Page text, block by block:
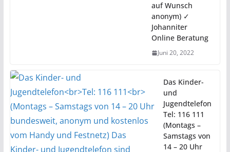
auf Wunsch
anonym) ✓
Johanniter
Online Beratung
Juni 20, 2022
Das Kinder-
und
Jugendtelefon
Tel: 116 111
(Montags –
Samstags von
14 – 20 Uhr